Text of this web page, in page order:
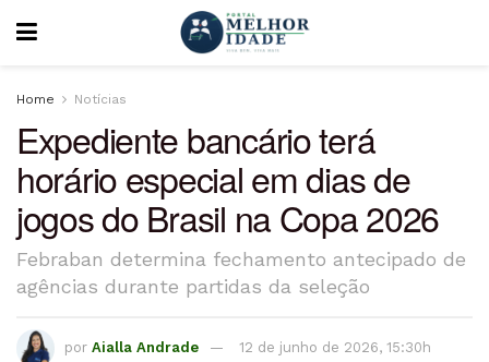
Home Notícias
Expediente bancário terá
horário especial em dias de
jogos do Brasil na Copa 2026
Febraban determina fechamento antecipado de
agências durante partidas da seleção
por Aialla Andrade 12 de junho de 2026, 15:30h